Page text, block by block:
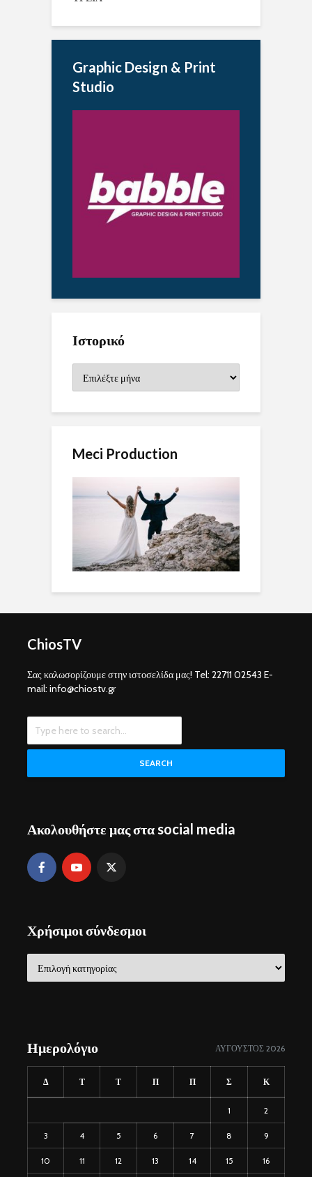
Graphic Design & Print
Studio
Ιστορικό
Meci Production
ChiosTV
Σας καλωσορίζουμε στην ιστοσελίδα μας! Tel: 22711 02543 E-
mail: info@chiostv.gr
SEARCH
Ακολουθήστε μας στα social media
Χρήσιμοι σύνδεσμοι
σύνδεσμοι
Ημερολόγιο ΑΎΓΟΥΣΤΟΣ 2026
Δ Τ Τ Π Π Σ Κ
1 2
3 4 5 6 7 8 9
10 11 12 13 14 15 16